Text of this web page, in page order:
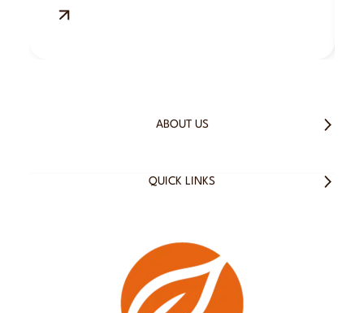
Tours : savoureuses, fraîches et équilibrées.
ABOUT US
QUICK LINKS